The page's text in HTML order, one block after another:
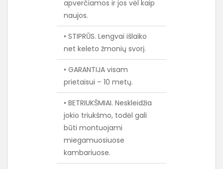
apverčiamos ir jos vėl kaip
naujos.
• STIPRŪS. Lengvai išlaiko
net keleto žmonių svorį.
• GARANTIJA visam
prietaisui – 10 metų.
• BETRIUKŠMIAI. Neskleidžia
jokio triukšmo, todėl gali
būti montuojami
miegamuosiuose
kambariuose.